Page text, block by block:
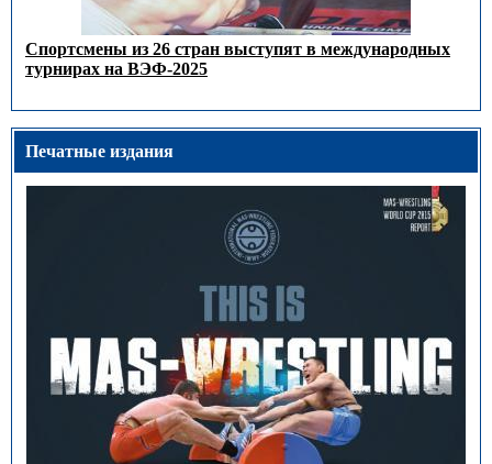
Спортсмены из 26 стран выступят в международных
турнирах на ВЭФ-2025
Печатные издания